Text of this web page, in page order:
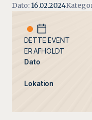
Dato: 16.02.2024
DETTE EVENT
ER AFHOLDT
Dato
Lokation